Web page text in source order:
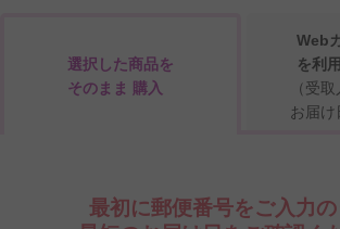
選択した商品を
そのまま 購入
Web
を利
（受
お届け
最初に郵便番号をご入力の